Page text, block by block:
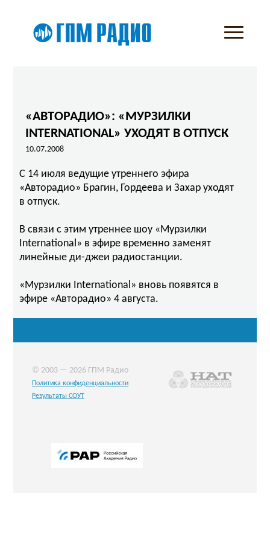
«АВТОРАДИО»: «МУРЗИЛКИ
INTERNATIONAL» УХОДЯТ В ОТПУСК
10.07.2008
С 14 июля ведущие утреннего эфира
«Авторадио» Брагин, Гордеева и Захар уходят
в отпуск.
В связи с этим утреннее шоу «Мурзилки
International» в эфире временно заменят
линейные ди-джеи радиостанции.
«Мурзилки International» вновь появятся в
эфире «Авторадио» 4 августа.
© 2003 — 2026 ГПМ Радио
Политика конфиденциальности
Результаты СОУТ